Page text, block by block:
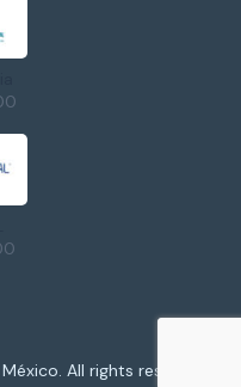
All rights reserved.